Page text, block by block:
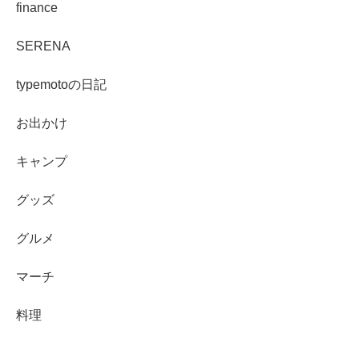
finance
SERENA
typemotoの日記
お出かけ
キャンプ
グッズ
グルメ
マーチ
料理